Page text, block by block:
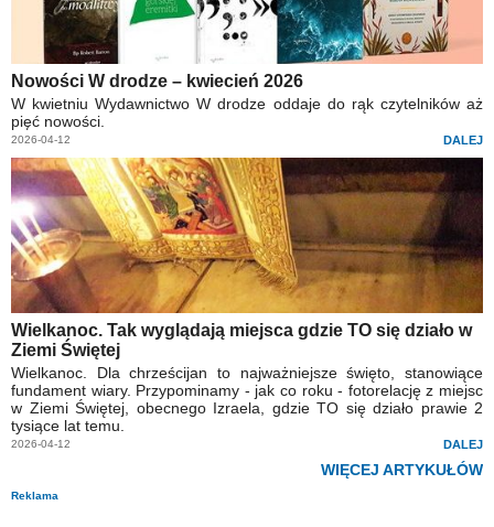
Nowości W drodze – kwiecień 2026
W kwietniu Wydawnictwo W drodze oddaje do rąk czytelników aż
pięć nowości.
2026-04-12 DALEJ
Wielkanoc. Tak wyglądają miejsca gdzie TO się działo w
Ziemi Świętej
Wielkanoc. Dla chrześcijan to najważniejsze święto, stanowiące
fundament wiary. Przypominamy - jak co roku - fotorelację z miejsc
w Ziemi Świętej, obecnego Izraela, gdzie TO się działo prawie 2
tysiące lat temu.
2026-04-12 DALEJ
WIĘCEJ ARTYKUŁÓW
Reklama